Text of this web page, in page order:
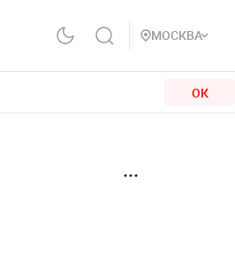
МОСКВА
ОК